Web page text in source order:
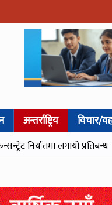
अन्तर्राष्ट्रिय विचार/
निर्यातमा लगायो प्रतिबन्ध